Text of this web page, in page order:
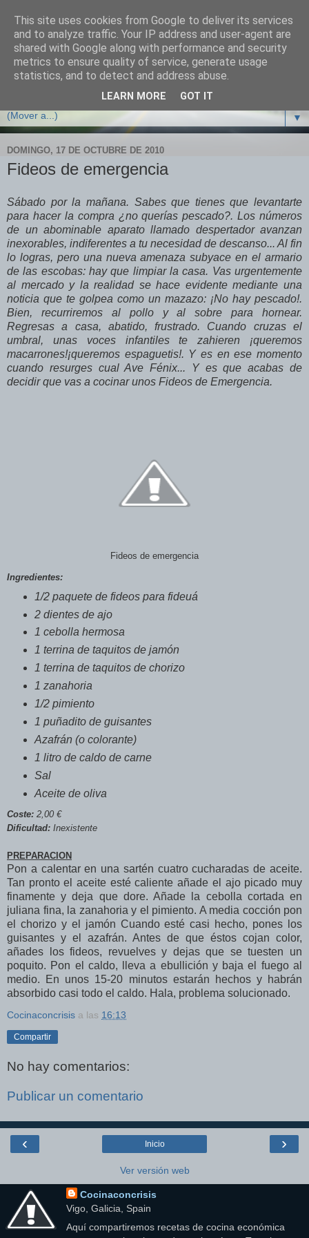
Cocina con crisis
Recetas y trucos de cocina para sobrevivir y no arruinarse
en tiempos de crisis
▼
DOMINGO, 17 DE OCTUBRE DE 2010
Fideos de emergencia
Sábado por la mañana. Sabes que tienes que levantarte
para hacer la compra ¿no querías pescado?. Los números
de un abominable aparato llamado despertador avanzan
inexorables, indiferentes a tu necesidad de descanso... Al fin
lo logras, pero una nueva amenaza subyace en el armario
de las escobas: hay que limpiar la casa. Vas urgentemente
al mercado y la realidad se hace evidente mediante una
noticia que te golpea como un mazazo: ¡No hay pescado!.
Bien, recurriremos al pollo y al sobre para hornear.
Regresas a casa, abatido, frustrado. Cuando cruzas el
umbral, unas voces infantiles te zahieren ¡queremos
macarrones!¡queremos espaguetis!. Y es en ese momento
cuando resurges cual Ave Fénix... Y es que acabas de
decidir que vas a cocinar unos Fideos de Emergencia.
Fideos de emergencia
Ingredientes:
1/2 paquete de fideos para fideuá
2 dientes de ajo
1 cebolla hermosa
1 terrina de taquitos de jamón
1 terrina de taquitos de chorizo
1 zanahoria
1/2 pimiento
1 puñadito de guisantes
Azafrán (o colorante)
1 litro de caldo de carne
Sal
Aceite de oliva
Coste: 2,00 €
Dificultad: Inexistente
PREPARACION
Pon a calentar en una sartén cuatro cucharadas de aceite.
Tan pronto el aceite esté caliente añade el ajo picado muy
finamente y deja que dore. Añade la cebolla cortada en
juliana fina, la zanahoria y el pimiento. A media cocción pon
el chorizo y el jamón Cuando esté casi hecho, pones los
guisantes y el azafrán. Antes de que éstos cojan color,
añades los fideos, revuelves y dejas que se tuesten un
poquito. Pon el caldo, lleva a ebullición y baja el fuego al
medio. En unos 15-20 minutos estarán hechos y habrán
absorbido casi todo el caldo. Hala, problema solucionado.
Cocinaconcrisis a las 16:13
Compartir
No hay comentarios:
Publicar un comentario
‹ ›
Inicio
Ver versión web
Cocinaconcrisis
Vigo, Galicia, Spain
Aquí compartiremos recetas de cocina económica
This site uses cookies from Google to deliver its services
and to analyze traffic. Your IP address and user-agent are
shared with Google along with performance and security
metrics to ensure quality of service, generate usage
statistics, and to detect and address abuse.
LEARN MORE GOT IT